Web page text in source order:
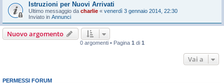
Istruzioni per Nuovi Arrivati
Ultimo messaggio da charlie « venerdì 3 gennaio 2014, 22:30
Inviato in Annunci
Nuovo argomento
0 argomenti • Pagina 1 di 1
Vai a
PERMESSI FORUM